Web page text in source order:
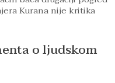
Kurana nije kritika
o ljudskom